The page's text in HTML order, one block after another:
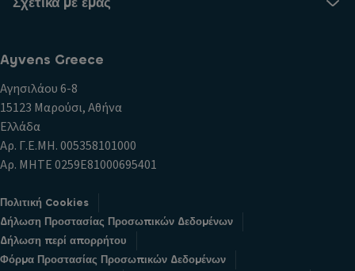
Ayvens Greece
Αγησιλάου 6-8
15123 Μαρούσι, Αθήνα
Ελλάδα
Αρ. Γ.Ε.ΜΗ. 005358101000
Αρ. ΜΗΤΕ 0259E81000695401
Πολιτική Cookies
Δήλωση Προστασίας Προσωπικών Δεδομένων
Δήλωση περί απορρήτου
Φόρμα Προστασίας Προσωπικών Δεδομένων